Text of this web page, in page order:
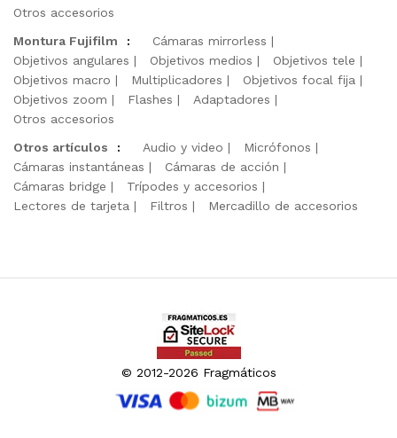
Otros accesorios
Montura Fujifilm
:
Cámaras mirrorless
Objetivos angulares
Objetivos medios
Objetivos tele
Objetivos macro
Multiplicadores
Objetivos focal fija
Objetivos zoom
Flashes
Adaptadores
Otros accesorios
Otros artículos
: Audio y video
Micrófonos
Cámaras instantáneas
Cámaras de acción
Cámaras bridge
Trípodes y accesorios
Lectores de tarjeta
Filtros Mercadillo de accesorios
© 2012-2026 Fragmáticos